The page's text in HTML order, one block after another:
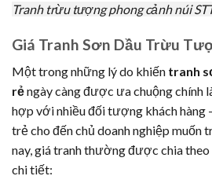
Tranh trừu tượng phong cảnh núi
Giá Tranh Sơn Dầu Trừu
Một trong những lý do khiến tranh
rẻngày càng được ưa chuộng chính
hợp với nhiều đối tượng khách hàng
trẻ cho đến chủ doanh nghiệp muốn
nay, giá tranh thường được chia
chi tiết: